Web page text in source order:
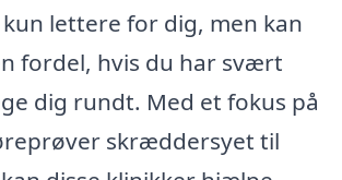
lettere for dig, men kan
fordel, hvis du har svært
dig rundt. Med et fokus på
skræddersyet til